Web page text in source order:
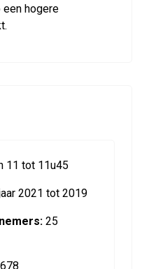
hogere
11 tot 11u45
2021 tot 2019
25